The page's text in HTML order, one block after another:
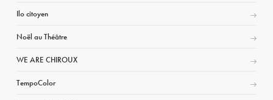
Ilo citoyen
Noël au Théâtre
WE ARE CHIROUX
TempoColor